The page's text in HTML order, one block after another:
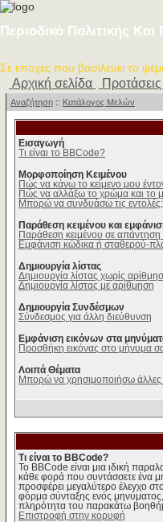
Περιοδικό Πολιτικής
Σε εποχές που βασιλεύει το
Αρχική σελίδα Προτάσεις
Αναζήτηση :: Κατάλογος Μελών
Εισαγωγή
Τι είναι το BBCode?
Μορφοποίηση Κειμένου
Πώς να κάνω το κείμενο μου
Πώς να αλλάξω το χρώμα και το
Μπορώ να συνδυάσω τις εντολές;
Παράθεση κειμένου και
Παράθεση κειμένου σε
Εμφάνιση κώδικα ή σταθερού-
Δημιουργία λίστας
Δημιουργία λίστας χωρίς
Δημιουργία λίστας με αρίθμηση
Δημιουργία Συνδέσμων
Σύνδεσμος για άλλη διεύθυνση
Εμφάνιση εικόνων στα
Προσθήκη εικόνας στο μήνυμα
Λοιπά Θέματα
Μπορώ να χρησιμοποιήσω άλλες
Τι είναι το BBCode?
Το BBCode είναι μια ιδική
κάθε φορά που συντάσσετε ένα
προσφέρει μεγαλύτερο έλεγχο
φόρμα σύνταξης ενός
πληρότητα του παρακάτω
Επιστροφή στην κορυφή